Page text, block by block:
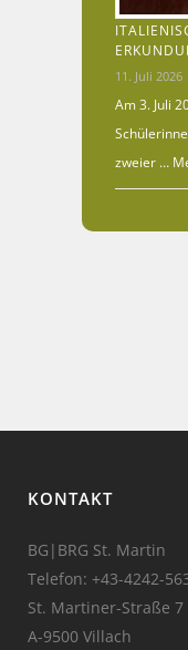
11. Juli 2026
Am 3. Juli
zweier …
KONTAKT
BG|BRG St. Martin
Telefon: +43-4242-
St. Martiner-Straße 7
A-9500 Villach